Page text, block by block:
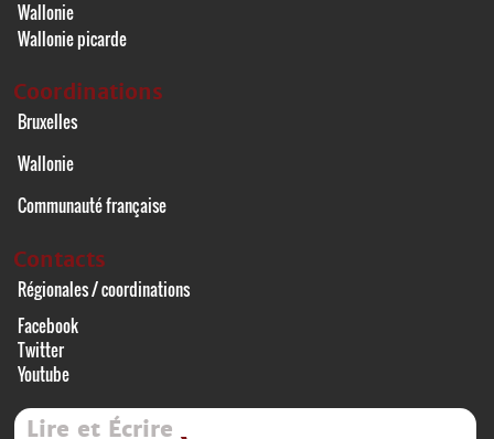
Wallonie
Wallonie picarde
Coordinations
Bruxelles
Wallonie
Communauté française
Contacts
Régionales / coordinations
Facebook
Twitter
Youtube
Lire et Écrire